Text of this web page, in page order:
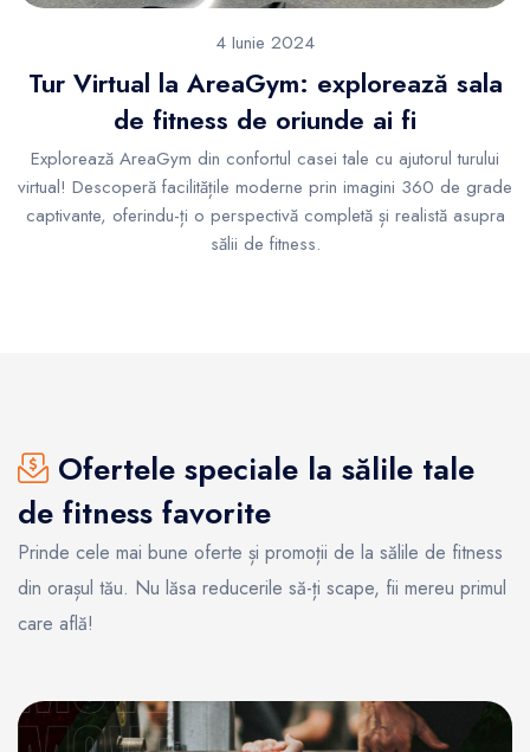
4 Iunie 2024
Tur Virtual la AreaGym: explorează sala
de fitness de oriunde ai fi
Explorează AreaGym din confortul casei tale cu ajutorul turului
virtual! Descoperă facilitățile moderne prin imagini 360 de grade
captivante, oferindu-ți o perspectivă completă și realistă asupra
sălii de fitness.
Ofertele speciale la sălile tale
de fitness favorite
Prinde cele mai bune oferte și promoții de la sălile de fitness
din orașul tău. Nu lăsa reducerile să-ți scape, fii mereu primul
care află!